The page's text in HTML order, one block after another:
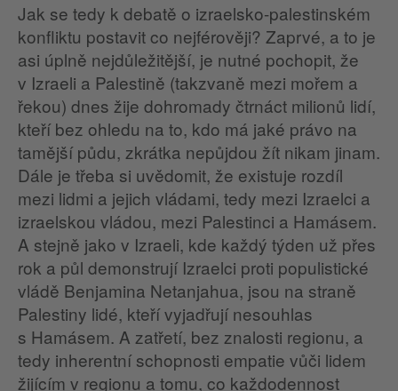
Jak se tedy k debatě o izraelsko-palestinském
konfliktu postavit co nejférověji? Zaprvé, a to je
asi úplně nejdůležitější, je nutné pochopit, že
v Izraeli a Palestině (takzvaně mezi mořem a
řekou) dnes žije dohromady čtrnáct milionů lidí,
kteří bez ohledu na to, kdo má jaké právo na
tamější půdu, zkrátka nepůjdou žít nikam jinam.
Dále je třeba si uvědomit, že existuje rozdíl
mezi lidmi a jejich vládami, tedy mezi Izraelci a
izraelskou vládou, mezi Palestinci a Hamásem.
A stejně jako v Izraeli, kde každý týden už přes
rok a půl demonstrují Izraelci proti populistické
vládě Benjamina Netanjahua, jsou na straně
Palestiny lidé, kteří vyjadřují nesouhlas
s Hamásem. A zatřetí, bez znalosti regionu, a
tedy inherentní schopnosti empatie vůči lidem
žijícím v regionu a tomu, co každodennost